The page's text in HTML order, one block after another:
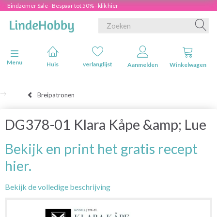
Eindzomer Sale - Bespaar tot 50% - klik hier
Navigatie in-/uitschakelen
Menu
Huis verlanglijst Aanmelden Winkelwagen
Breipatronen
DG378-01 Klara Kåpe &amp; Lue
Bekijk en print het gratis recept
hier.
Bekijk de volledige beschrijving